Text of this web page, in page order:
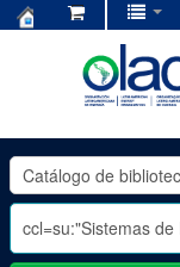
OLADE
-